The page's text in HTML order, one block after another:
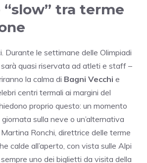
“slow” tra terme
Durante le settimane delle Olimpiadi
quasi riservata ad atleti e staff –
la calma di Bagni Vecchi e
centri termali ai margini del
proprio questo: un momento
sulla neve o un’alternativa
Martina Ronchi, direttrice delle terme
calde all’aperto, con vista sulle Alpi
uno dei biglietti da visita della